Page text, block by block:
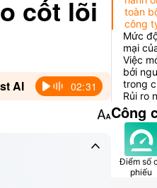
cốt lõi
AI 02:31


toàn
công
Mức
mại
Việc
bởi
trong
Rủi ro
Công
Điểm số
phiếu